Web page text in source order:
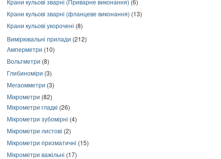
Крани кульові зварні (Приварне виконання) (6)
Крани кульові зварні (фланцеве виконання) (13)
Крани кульові укорочені (8)
Вимірювальні прилади (212)
Амперметри (10)
Вольтметри (8)
Глибиноміри (3)
Мегаомметри (3)
Мікрометри (82)
Мікрометри гладкі (26)
Мікрометри зубомірні (4)
Мікрометри листові (2)
Мікрометри призматичні (15)
Мікрометри важільні (17)